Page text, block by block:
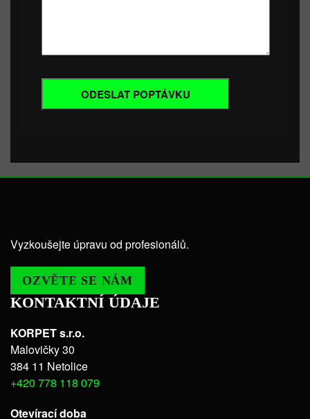
Vyzkoušejte úpravu od profesionálů.
OZVĚTE SE NÁM
KONTAKTNÍ ÚDAJE
KORPET s.r.o.
Malovičky 30
384 11 Netolice
+420 778 118 079
Otevírací doba